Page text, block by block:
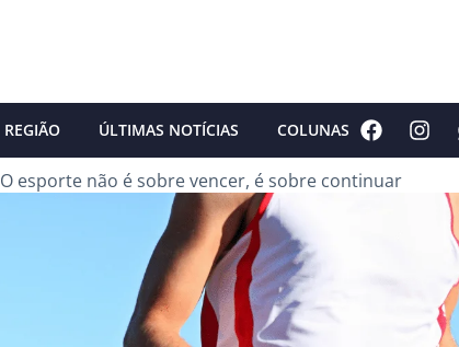
REGIÃO ÚLTIMAS NOTÍCIAS COLUNAS
O esporte não é sobre vencer, é sobre continuar